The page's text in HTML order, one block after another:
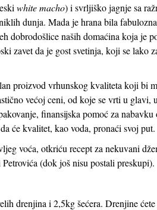
white macho) i svrljiško jagnje sa
dunja. Mada je hrana bila
dobrodošlice naših domaćina koja je
zavet da je gost svetinja, koji se lako
proizvod vrhunskog kvaliteta koji bi
većoj ceni, od koje se vrti u
finansijska pomoć za
će kvalitet, kao voda, pronaći svoj put.
voća, otkriću recept za nekuvani
(dok još nisu postali preskupi).
drenjina i 2,5kg šećera. Drenjine